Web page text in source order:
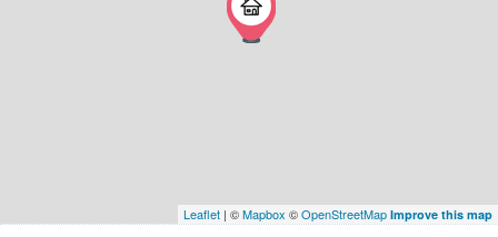
Leaflet | ©Mapbox ©OpenStreetMap Improve this map